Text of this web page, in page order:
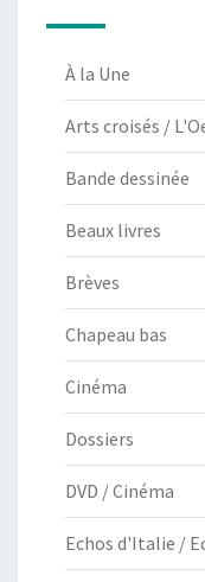
À la Une
Arts croisés /
Bande dessinée
Beaux livres
Brèves
Chapeau bas
Cinéma
Dossiers
DVD / Cinéma
Echos d'Italie /